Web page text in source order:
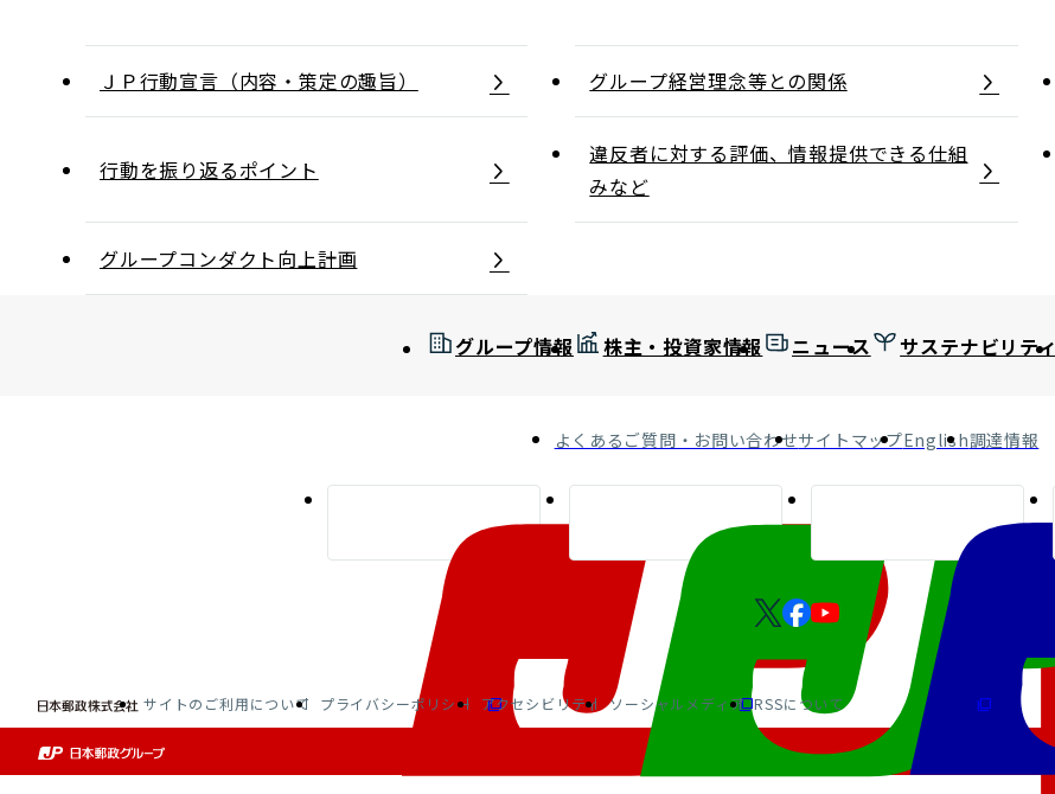
ＪＰ行動宣言（内容・策定の趣旨） グループ経営理念等との関係
行動を振り返るポイント
違反者に対する評価、情報提供できる仕組
みなど
グループコンダクト向上計画
グループ情報 株主・投資家情報 ニュース サステナビリティ
よくあるご質問・お問い合わせサイトマップEnglish調達情報
サイトのご利用について プライバシーポリシー アクセシビリティ ソーシャルメディア RSSについて